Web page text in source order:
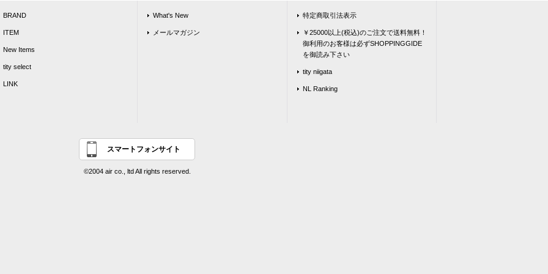
BRAND
ITEM
New Items
tity select
LINK
What's New
メールマガジン
特定商取引法表示
￥25000以上(税込)のご注文で送料無料！
御利用のお客様は必ずSHOPPINGGIDE
を御読み下さい
tity niigata
NL Ranking
スマートフォンサイト
©2004 air co., ltd All rights reserved.